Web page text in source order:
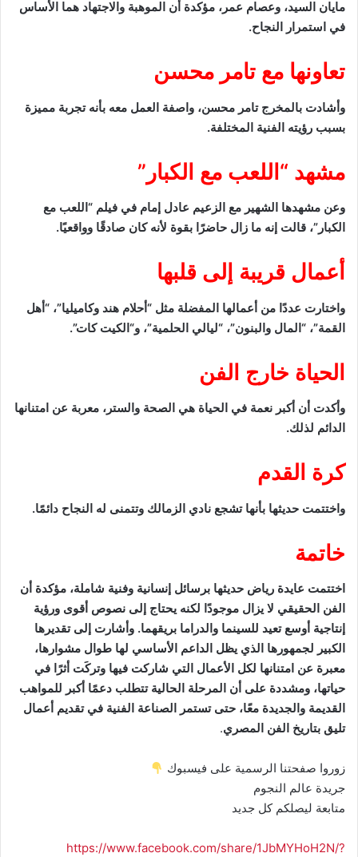
مايان السيد، وعصام عمر، مؤكدة أن الموهبة والاجتهاد هما الأساس
في استمرار النجاح.
تعاونها مع تامر محسن
وأشادت بالمخرج تامر محسن، واصفة العمل معه بأنه تجربة مميزة
بسبب رؤيته الفنية المختلفة.
مشهد “اللعب مع الكبار”
وعن مشهدها الشهير مع الزعيم عادل إمام في فيلم “اللعب مع
الكبار”، قالت إنه ما زال حاضرًا بقوة لأنه كان صادقًا وواقعيًا.
أعمال قريبة إلى قلبها
واختارت عددًا من أعمالها المفضلة مثل “أحلام هند وكاميليا”، “أهل
القمة”، “المال والبنون”، “ليالي الحلمية”، و“الكيت كات”.
الحياة خارج الفن
وأكدت أن أكبر نعمة في الحياة هي الصحة والستر، معربة عن امتنانها
الدائم لذلك.
كرة القدم
واختتمت حديثها بأنها تشجع نادي الزمالك وتتمنى له النجاح دائمًا.
خاتمة
اختتمت عايدة رياض حديثها برسائل إنسانية وفنية شاملة، مؤكدة أن
الفن الحقيقي لا يزال موجودًا لكنه يحتاج إلى نصوص أقوى ورؤية
إنتاجية أوسع تعيد للسينما والدراما بريقهما. وأشارت إلى تقديرها
الكبير لجمهورها الذي يظل الداعم الأساسي لها طوال مشوارها،
معبرة عن امتنانها لكل الأعمال التي شاركت فيها وتركَت أثرًا في
حياتها، ومشددة على أن المرحلة الحالية تتطلب دعمًا أكبر للمواهب
القديمة والجديدة معًا، حتى تستمر الصناعة الفنية في تقديم أعمال
تليق بتاريخ الفن المصري.
زوروا صفحتنا الرسمية على فيسبوك
جريدة عالم النجوم
متابعة ليصلكم كل جديد
https://www.facebook.com/share/1JbMYHoH2N/?